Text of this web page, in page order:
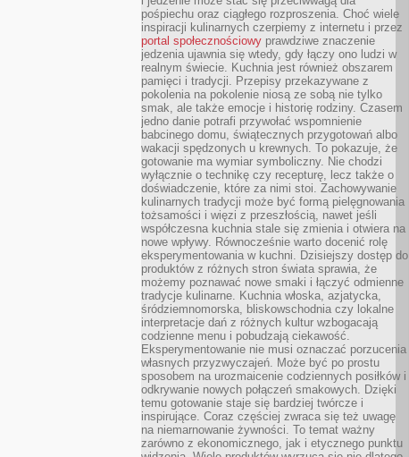
pośpiechu oraz ciągłego rozproszenia. Choć wiele
inspiracji kulinarnych czerpiemy z internetu i przez
portal społecznościowy prawdziwe znaczenie
jedzenia ujawnia się wtedy, gdy łączy ono ludzi w
realnym świecie. Kuchnia jest również obszarem
pamięci i tradycji. Przepisy przekazywane z
pokolenia na pokolenie niosą ze sobą nie tylko
smak, ale także emocje i historię rodziny. Czasem
jedno danie potrafi przywołać wspomnienie
babcinego domu, świątecznych przygotowań albo
wakacji spędzonych u krewnych. To pokazuje, że
gotowanie ma wymiar symboliczny. Nie chodzi
wyłącznie o technikę czy recepturę, lecz także o
doświadczenie, które za nimi stoi. Zachowywanie
kulinarnych tradycji może być formą pielęgnowania
tożsamości i więzi z przeszłością, nawet jeśli
współczesna kuchnia stale się zmienia i otwiera na
nowe wpływy. Równocześnie warto docenić rolę
eksperymentowania w kuchni. Dzisiejszy dostęp do
produktów z różnych stron świata sprawia, że
możemy poznawać nowe smaki i łączyć odmienne
tradycje kulinarne. Kuchnia włoska, azjatycka,
śródziemnomorska, bliskowschodnia czy lokalne
interpretacje dań z różnych kultur wzbogacają
codzienne menu i pobudzają ciekawość.
Eksperymentowanie nie musi oznaczać porzucenia
własnych przyzwyczajeń. Może być po prostu
sposobem na urozmaicenie codziennych posiłków i
odkrywanie nowych połączeń smakowych. Dzięki
temu gotowanie staje się bardziej twórcze i
inspirujące. Coraz częściej zwraca się też uwagę
na niemarnowanie żywności. To temat ważny
zarówno z ekonomicznego, jak i etycznego punktu